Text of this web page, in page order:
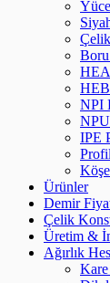
NPI
IPE
Ürünler
Demir
Çelik
Üretim &
Ağırlık
Kare